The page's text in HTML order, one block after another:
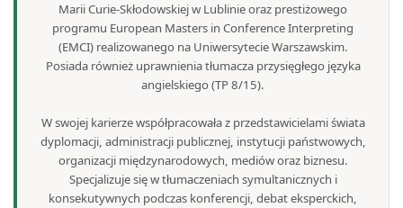
Marii Curie-Skłodowskiej w Lublinie oraz prestiżowego
programu European Masters in Conference Interpreting
(EMCI) realizowanego na Uniwersytecie Warszawskim.
Posiada również uprawnienia tłumacza przysięgłego języka
angielskiego (TP 8/15).
W swojej karierze współpracowała z przedstawicielami świata
dyplomacji, administracji publicznej, instytucji państwowych,
organizacji międzynarodowych, mediów oraz biznesu.
Specjalizuje się w tłumaczeniach symultanicznych i
konsekutywnych podczas konferencji, debat eksperckich,